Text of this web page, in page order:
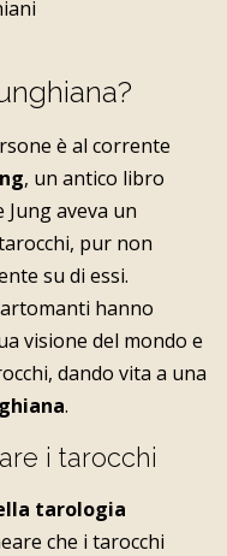
è al corrente
, un antico libro
aveva un
pur non
su di essi.
hanno
visione del mondo e
dando vita a una
.
i tarocchi
tarologia
che i tarocchi